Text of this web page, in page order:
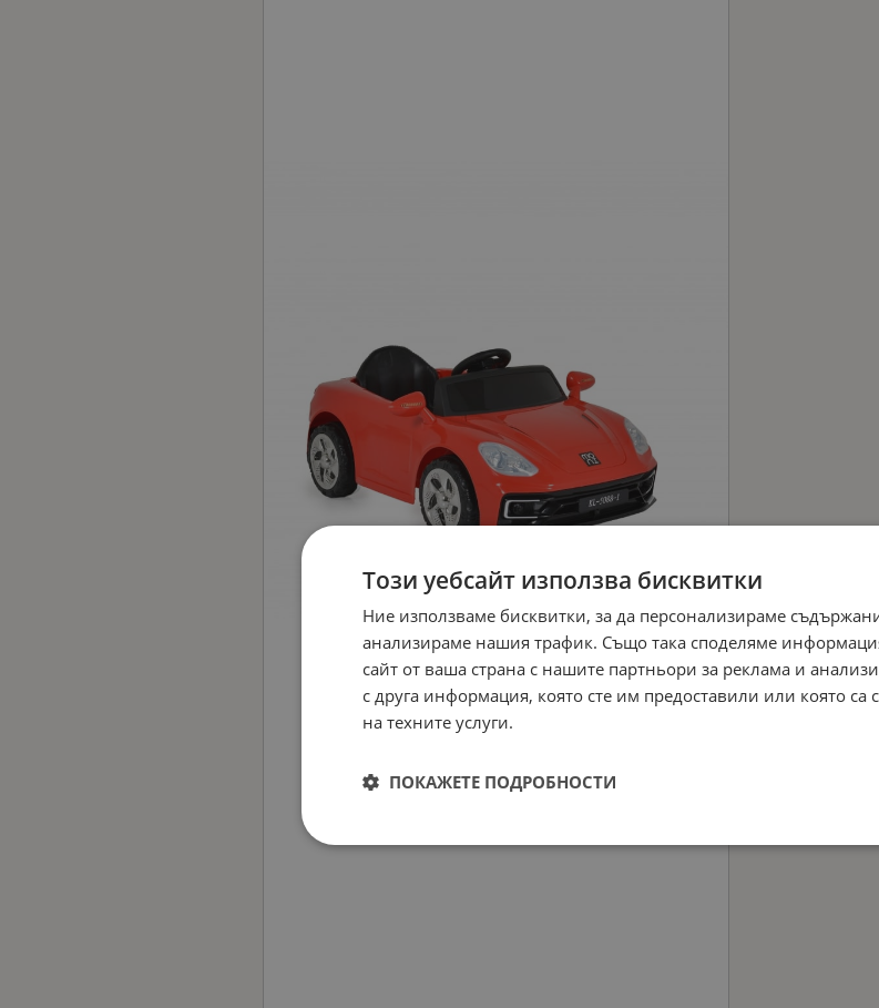
Този уебсайт използва бисквитки
Ние използваме бисквитки, за да персонализираме
анализираме нашия трафик. Също така споделяме
сайт от ваша страна с нашите партньори за реклама и
с друга информация, която сте им предоставили или която са
на техните услуги.
ПОКАЖЕТЕ ПОДРОБНОСТИ